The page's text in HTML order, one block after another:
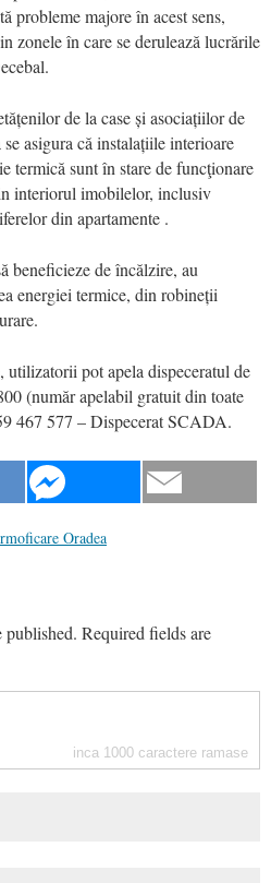
probleme majore în acest sens,
zonele în care se derulează lucrările
de la case și asociațiilor de
asigura că instalațiile interioare
termică sunt în stare de funcţionare
interiorul imobilelor, inclusiv
din apartamente .
beneficieze de încălzire, au
energiei termice, din robineții
pot apela dispeceratul de
(număr apelabil gratuit din toate
467 577 – Dispecerat SCADA.
Oradea
published. Required fields are
inca 1000 caractere ramase